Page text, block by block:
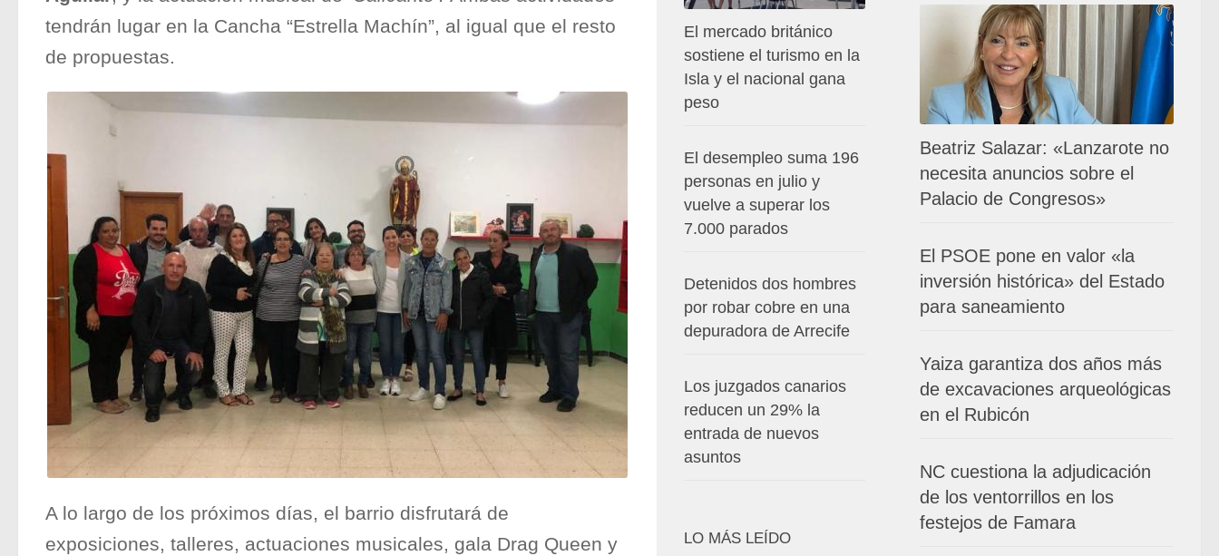
tendrán lugar en la Cancha “Estrella Machín”, al igual que el resto
de propuestas.
A lo largo de los próximos días, el barrio disfrutará de
exposiciones, talleres, actuaciones musicales, gala Drag Queen y
Beatriz Salazar: «Lanzarote no
necesita anuncios sobre el
Palacio de Congresos»
El PSOE pone en valor «la
inversión histórica» del Estado
para saneamiento
Yaiza garantiza dos años más
de excavaciones arqueológicas
en el Rubicón
NC cuestiona la adjudicación
de los ventorrillos en los
festejos de Famara
El mercado británico
sostiene el turismo en la
Isla y el nacional gana
peso
El desempleo suma 196
personas en julio y
vuelve a superar los
7.000 parados
Detenidos dos hombres
por robar cobre en una
depuradora de Arrecife
Los juzgados canarios
reducen un 29% la
entrada de nuevos
asuntos
LO MÁS LEÍDO